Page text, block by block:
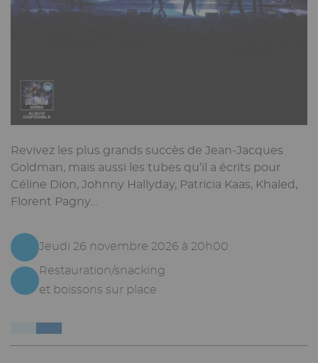
Revivez les plus grands succès de Jean-Jacques
Goldman, mais aussi les tubes qu’il a écrits pour
Céline Dion, Johnny Hallyday, Patricia Kaas, Khaled,
Florent Pagny…
Jeudi 26 novembre 2026 à 20h00
Restauration/snacking
et boissons sur place